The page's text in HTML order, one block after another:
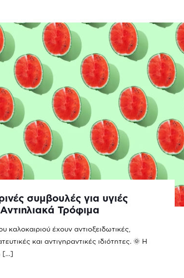
συμβουλές για υγιές
Τρόφιμα
καλοκαιριού έχουν αντιοξειδωτικές,
και αντιγηραντικές ιδιότητες. 🌞 Η
[…]